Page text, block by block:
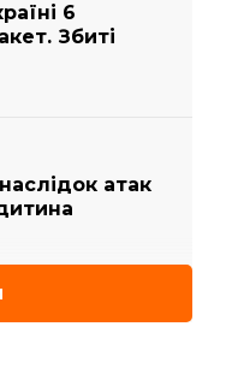
6
Збиті
атак